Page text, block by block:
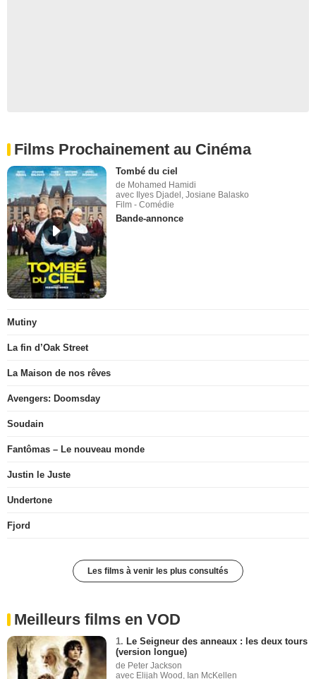
Films Prochainement au Cinéma
Tombé du ciel
de Mohamed Hamidi
avec Ilyes Djadel, Josiane Balasko
Film - Comédie
Bande-annonce
Mutiny
La fin d’Oak Street
La Maison de nos rêves
Avengers: Doomsday
Soudain
Fantômas – Le nouveau monde
Justin le Juste
Undertone
Fjord
Les films à venir les plus consultés
Meilleurs films en VOD
1. Le Seigneur des anneaux : les deux tours
(version longue)
de Peter Jackson
avec Elijah Wood, Ian McKellen